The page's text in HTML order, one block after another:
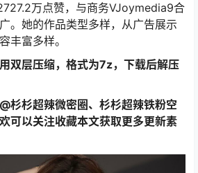
万点赞，与商务VJoymedia9合
。她的作品类型多样，从广告展示
丰富多样。
双层压缩，格式为7z，下载后解压
杉杉超辣微密圈、杉杉超辣铁粉空
可以关注收藏本文获取更多更新素